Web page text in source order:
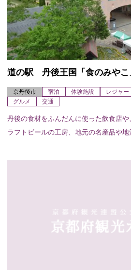
道の駅 丹後王国「食のみやこ
京丹後市 宿泊 体験施設 レジャー
グルメ
交通
丹後の食材をふんだんに使った飲食店
ラフトビールの工房、地元の名産品や地
の駅です。その他時期...